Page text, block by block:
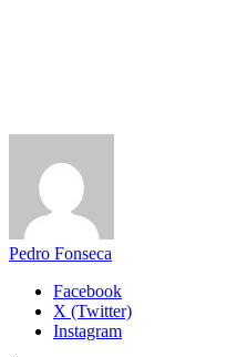
Pedro Fonseca
Facebook
X (Twitter)
Instagram